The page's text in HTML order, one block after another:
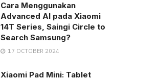
Cara Menggunakan
Advanced AI pada Xiaomi
14T Series, Saingi Circle to
Search Samsung?
17 OCTOBER 2024
Xiaomi Pad Mini: Tablet